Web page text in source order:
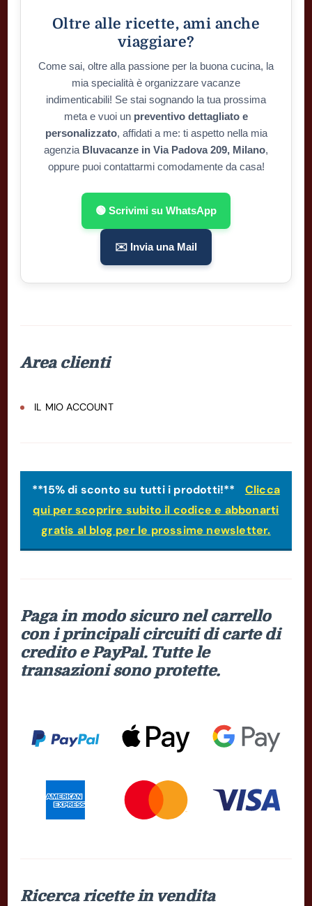
Oltre alle ricette, ami anche
viaggiare?
Come sai, oltre alla passione per la buona cucina, la
mia specialità è organizzare vacanze
indimenticabili! Se stai sognando la tua prossima
meta e vuoi un preventivo dettagliato e
personalizzato, affidati a me: ti aspetto nella mia
agenzia Bluvacanze in Via Padova 209, Milano,
oppure puoi contattarmi comodamente da casa!
🟢 Scrivimi su WhatsApp
✉️ Invia una Mail
Area clienti
IL MIO ACCOUNT
**15% di sconto su tutti i prodotti!**
Clicca
qui per scoprire subito il codice e abbonarti
gratis al blog per le prossime newsletter.
Paga in modo sicuro nel carrello
con i principali circuiti di carte di
credito e PayPal. Tutte le
transazioni sono protette.
Ricerca ricette in vendita